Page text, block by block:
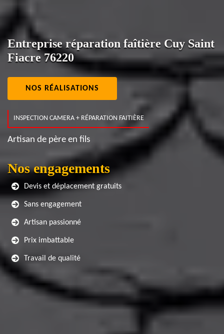
Entreprise réparation faîtière Cuy Saint
Fiacre 76220
NOS RÉALISATIONS
INSPECTION CAMERA + RÉPARATION FAITIÈRE
Artisan de père en fils
Nos engagements
Devis et déplacement gratuits
Sans engagement
Artisan passionné
Prix imbattable
Travail de qualité